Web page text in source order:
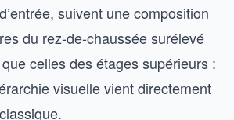
suivent une composition
du rez-de-chaussée surélevé
celles des étages supérieurs :
visuelle vient directement